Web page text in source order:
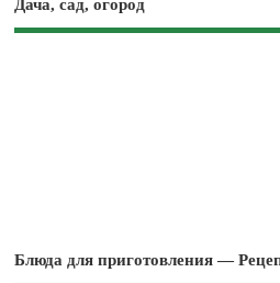
Дача, сад, огород
Блюда для приготовления —